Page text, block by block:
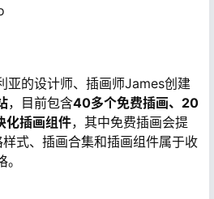
亚的设计师、插画师James创建
，目前包含40多个免费插画、20
化插画组件，其中免费插画会提
式、插画合集和插画组件属于收